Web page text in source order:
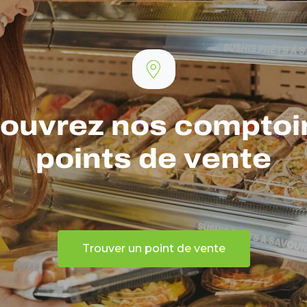
nos
points de vente
Trouver un point de vente